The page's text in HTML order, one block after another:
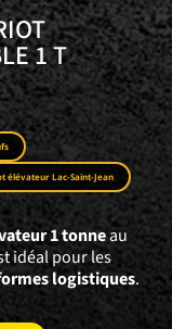
1 T
élévateur Lac-Saint-Jean
1 tonneau
idéal pour les
logistiques.